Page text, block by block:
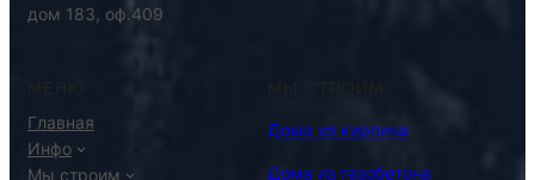
дом 183, оф.409
Главная
Инфо
Мы строим
Дома из кирпича
Дома из газобетона